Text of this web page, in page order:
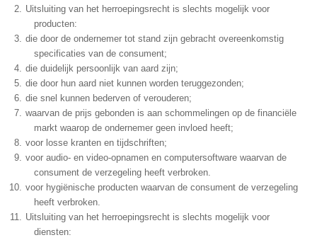
Uitsluiting van het herroepingsrecht is slechts mogelijk voor
producten:
die door de ondernemer tot stand zijn gebracht overeenkomstig
specificaties van de consument;
die duidelijk persoonlijk van aard zijn;
die door hun aard niet kunnen worden teruggezonden;
die snel kunnen bederven of verouderen;
waarvan de prijs gebonden is aan schommelingen op de financiële
markt waarop de ondernemer geen invloed heeft;
voor losse kranten en tijdschriften;
voor audio- en video-opnamen en computersoftware waarvan de
consument de verzegeling heeft verbroken.
voor hygiënische producten waarvan de consument de verzegeling
heeft verbroken.
Uitsluiting van het herroepingsrecht is slechts mogelijk voor
diensten: